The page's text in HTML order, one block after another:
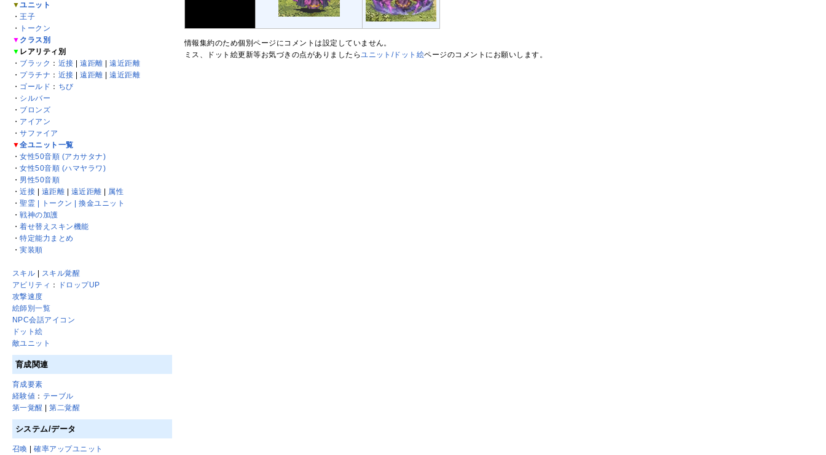
情報集約のため個別ページにコメントは設定していません。
ミス、ドット絵更新等お気づきの点がありましたらユニット/ドット絵ページのコメントにお願いします。
▼ユニット
・ 王子
・
トークン
▼ クラス別
▼ レアリティ別
・ ブラック ： 近接 |遠距離 |遠近距離
・ プラチナ ： 近接 |遠距離 |遠近距離
・ ゴールド ： ちび
・ シルバー
・ ブロンズ
・ アイアン
・サファイア
▼全ユニット一覧
・女性50音順 (アカサタナ)
・女性50音順 (ハマヤラワ)
・ 男性50音順
・近接 遠距離 遠近距離
属性
・聖霊 | トークン | 換金ユニット
・戦神の加護
・着せ替えスキン機能
・特定能力まとめ
・実装順
スキル
スキル覚醒
アビリティ ：
ドロップUP
攻撃速度
絵師別一覧
NPC会話アイコン
ドット絵
敵ユニット
育成関連
育成要素
経験値 ： テーブル
第一覚醒
|第二覚醒
システム/データ
召喚 |確率アップユニット